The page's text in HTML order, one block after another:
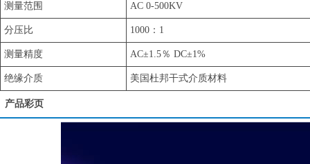
测量范围 AC 0-500KV
分压比 1000：1
测量精度 AC±1.5％ DC±1%
绝缘介质 美国杜邦干式介质材料
产品彩页